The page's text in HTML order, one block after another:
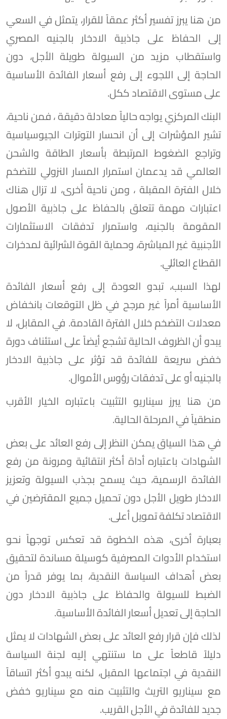
من هنا يبرز تفسير أكثر عمقاً للقرار، يتمثل في السعي
إلى الحفاظ على جاذبية الادخار بالجنيه المصري
واستقطاب مزيد من السيولة طويلة الأجل، دون
الحاجة إلى اللجوء إلى رفع أسعار الفائدة الأساسية
على مستوى الاقتصاد ككل.
البنك المركزي يواجه حالياً معادلة دقيقة ، فمن ناحية،
تشير المؤشرات إلى أن انحسار التوترات الجيوسياسية
وتراجع الضغوط المرتبطة بأسعار الطاقة والشحن
العالمي قد يدعمان استمرار المسار النزولي للتضخم
خلال الفترة المقبلة ، ومن ناحية أخرى، لا تزال هناك
اعتبارات مهمة تتعلق بالحفاظ على جاذبية الأصول
المقومة بالجنيه، واستمرار تدفقات الاستثمارات
الأجنبية غير المباشرة، وحماية القوة الشرائية لمدخرات
القطاع العائلي.
لهذا السبب، تبدو العودة إلى رفع أسعار الفائدة
الأساسية أمراً غير مرجح في ظل التوقعات بانخفاض
معدلات التضخم خلال الفترة القادمة. في المقابل، لا
يبدو أن الظروف الحالية تشجع أيضاً على استئناف دورة
خفض سريعة للفائدة قد تؤثر على جاذبية الادخار
بالجنيه أو على تدفقات رؤوس الأموال.
من هنا يبرز سيناريو التثبيت باعتباره الخيار الأقرب
منطقياً في المرحلة الحالية.
في هذا السياق يمكن النظر إلى رفع العائد على بعض
الشهادات باعتباره أداة أكثر انتقائية ومرونة من رفع
الفائدة الرسمية، حيث يسمح بجذب السيولة وتعزيز
الادخار طويل الأجل دون تحميل جميع المقترضين في
الاقتصاد تكلفة تمويل أعلى.
بعبارة أخرى، هذه الخطوة قد تعكس توجهاً نحو
استخدام الأدوات المصرفية كوسيلة مساندة لتحقيق
بعض أهداف السياسة النقدية، بما يوفر قدراً من
الضبط للسيولة والحفاظ على جاذبية الادخار دون
الحاجة إلى تعديل أسعار الفائدة الأساسية.
لذلك فإن قرار رفع العائد على بعض الشهادات لا يمثل
دليلاً قاطعاً على ما ستنتهي إليه لجنة السياسة
النقدية في اجتماعها المقبل، لكنه يبدو أكثر اتساقاً
مع سيناريو التريث والتثبيت منه مع سيناريو خفض
جديد للفائدة في الأجل القريب.